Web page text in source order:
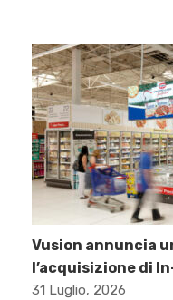
Vusion annuncia
l’acquisizione di
31 Luglio, 2026